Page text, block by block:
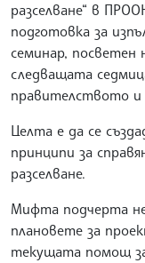
разселване“ в
подготовка за
семинар, посветен
следващата
правителството
Целта е да се
принципи за
разселване.
Мифта подчерта
плановете за
текущата помощ